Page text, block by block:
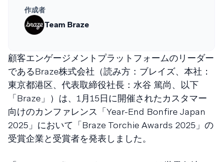
作成者
Team Braze
顧客エンゲージメントプラットフォームのリーダー
であるBraze株式会社（読み方：ブレイズ、本社：
東京都港区、代表取締役社長：水谷 篤尚、以下
「Braze」）は、1月15日に開催されたカスタマー
向けのカンファレンス「Year-End Bonfire Japan
2025」において「Braze Torchie Awards 2025」の
受賞企業と受賞者を発表しました。